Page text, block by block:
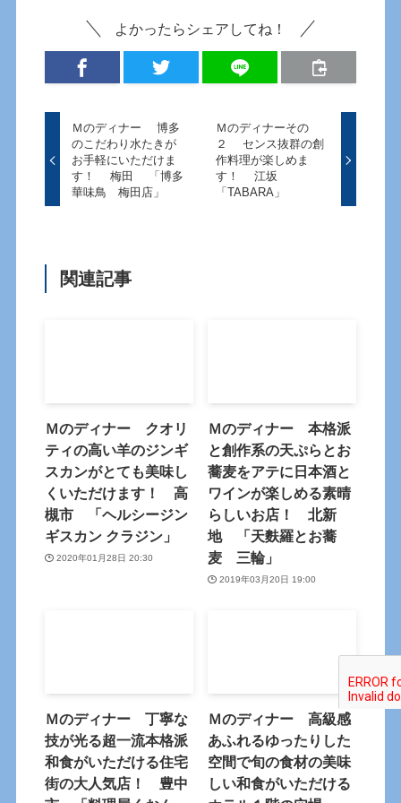
よかったらシェアしてね！
Ｍのディナー 博多
のこだわり水たきが
お手軽にいただけま
す！ 梅田 「博多
華味鳥 梅田店」
Ｍのディナーその
２ センス抜群の創
作料理が楽しめま
す！ 江坂
「TABARA」
関連記事
Ｍのディナー クオリ
ティの高い羊のジンギ
スカンがとても美味し
くいただけます！ 高
槻市 「ヘルシージン
ギスカン クラジン」
2020年01月28日 20:30
Ｍのディナー 本格派
と創作系の天ぷらとお
蕎麦をアテに日本酒と
ワインが楽しめる素晴
らしいお店！ 北新
地 「天麩羅とお蕎
麦 三輪」
2019年03月20日 19:00
Ｍのディナー 丁寧な
技が光る超一流本格派
和食がいただける住宅
街の大人気店！ 豊中
Ｍのディナー 高級感
あふれるゆったりした
空間で旬の食材の美味
しい和食がいただける